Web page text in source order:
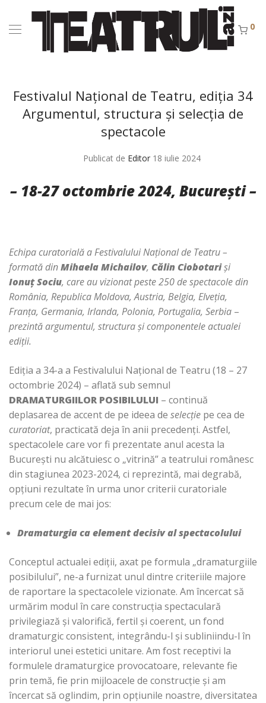
0
Festivalul Național de Teatru, ediția 34
Argumentul, structura și selecția de
spectacole
Publicat de Editor 18 iulie 2024
– 18-27 octombrie 2024, București–
Echipa curatorială a Festivalului Național de Teatru –
formată dinMihaela Michailov, Călin Ciobotariși
Ionuț Sociu, care au vizionat peste 250 de spectacole din
România, Republica Moldova, Austria, Belgia, Elveția,
Franța, Germania, Irlanda, Polonia, Portugalia, Serbia –
prezintă argumentul, structura și componentele actualei
ediții.
Ediția a 34-a a Festivalului Național de Teatru (18 – 27
octombrie 2024) – aflată sub semnul
DRAMATURGIILOR POSIBILULUI – continuă
deplasarea de accent de pe ideea de selecție pe cea de
curatoriat, practicată deja în anii precedenți. Astfel,
spectacolele care vor fi prezentate anul acesta la
București nu alcătuiesc o „vitrină” a teatrului românesc
din stagiunea 2023-2024, ci reprezintă, mai degrabă,
opțiuni rezultate în urma unor criterii curatoriale
precum cele de mai jos:
Dramaturgia ca element decisiv al spectacolului
Conceptul actualei ediții, axat pe formula „dramaturgiile
posibilului”, ne-a furnizat unul dintre criteriile majore
de raportare la spectacolele vizionate. Am încercat să
urmărim modul în care construcția spectaculară
privilegiază și valorifică, fertil și coerent, un fond
dramaturgic consistent, integrându-l și subliniindu-l în
interiorul unei estetici unitare. Am fost receptivi la
formulele dramaturgice provocatoare, relevante fie
prin temă, fie prin mijloacele de construcție și am
încercat să oglindim, prin opțiunile noastre, diversitatea